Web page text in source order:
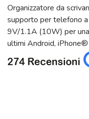
Organizzatore da
supporto per telefono
9V/1.1A (10W) per una
ultimi Android,